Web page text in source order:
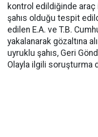
kontrol edildiğinde
şahıs olduğu tespit
edilen E.A. ve T.B.
yakalanarak gözaltına
uyruklu şahıs, Geri
Olayla ilgili soruşturma